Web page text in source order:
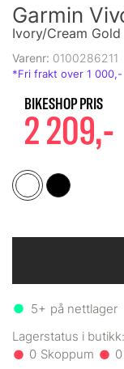
Garmin
Ivory/Cream Gold
Varenr: 0100286211
2 209,-
5+ på nettlager
0 0